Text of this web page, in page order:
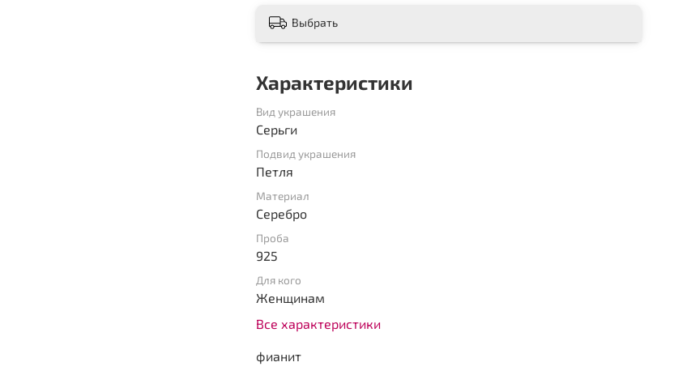
Выбрать
Характеристики
Вид украшения
Серьги
Подвид украшения
Петля
Материал
Серебро
Проба
925
Для кого
Женщинам
Все характеристики
фианит